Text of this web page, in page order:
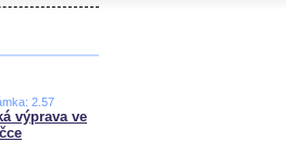
2.57
výprava ve